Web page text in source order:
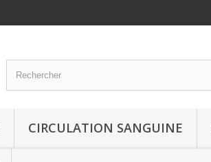
CIRCULATION SANGUINE